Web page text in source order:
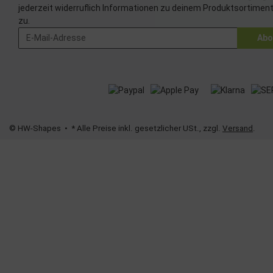
jederzeit widerruflich Informationen zu deinem Produktsortiment
zu.
© HW-Shapes • * Alle Preise inkl. gesetzlicher USt., zzgl. Versand .
Verwendung
Besondere
Verwendung